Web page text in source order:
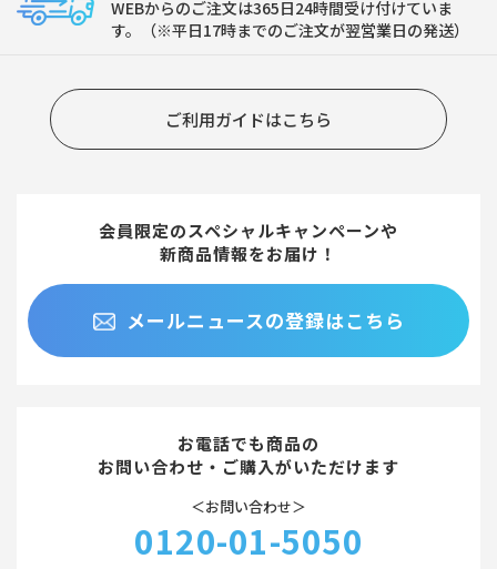
WEBからのご注文は365日24時間受け付けていま
す。（※平日17時までのご注文が翌営業日の発送）
ご利用ガイドはこちら
会員限定のスペシャルキャンペーンや
新商品情報をお届け！
メールニュースの登録はこちら
お電話でも商品の
お問い合わせ・ご購入がいただけます
＜お問い合わせ＞
0120-01-5050